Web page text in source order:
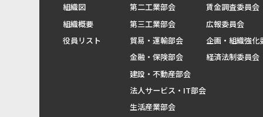
組織図
組織概要
役員リスト
第二工業部会
第三工業部会
貿易・運輸部会
金融・保険部会
建設・不動産部会
法人サービス・IT部会
生活産業部会
賃金調査委員会
広報委員会
企画・組織強化
経済法制委員会